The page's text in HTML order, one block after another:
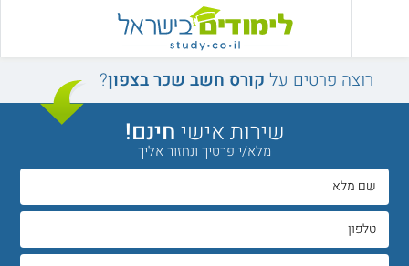
רוצה פרטים על קורס חשב שכר בצפון?
שירות אישיחינם!
מלא/י פרטיך ונחזור אליך